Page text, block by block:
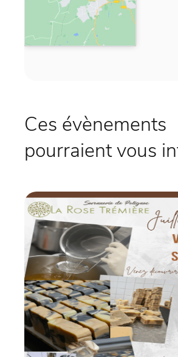
Ces évènements
pourraient vous